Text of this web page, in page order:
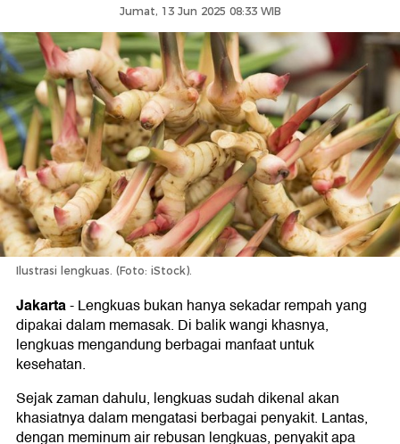
Jumat, 13 Jun 2025 08:33 WIB
Ilustrasi lengkuas. (Foto: iStock).
Jakarta-Lengkuas bukan hanya sekadar rempah yang
dipakai dalam memasak. Di balik wangi khasnya,
lengkuas mengandung berbagai manfaat untuk
kesehatan.
Sejak zaman dahulu, lengkuas sudah dikenal akan
khasiatnya dalam mengatasi berbagai penyakit. Lantas,
dengan meminum air rebusan lengkuas, penyakit apa